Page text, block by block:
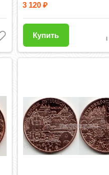
3 120₽
Купить